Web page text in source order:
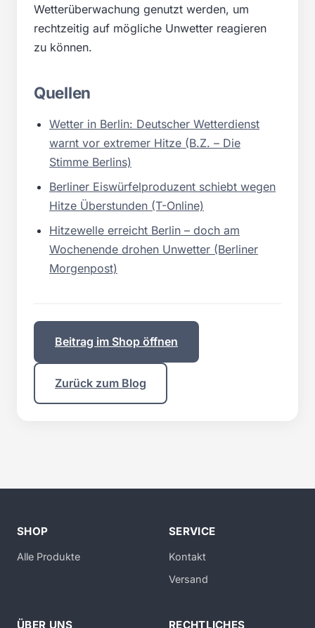
Wetterüberwachung genutzt werden, um
rechtzeitig auf mögliche Unwetter reagieren
zu können.
Quellen
Wetter in Berlin: Deutscher Wetterdienst
warnt vor extremer Hitze (B.Z. – Die
Stimme Berlins)
Berliner Eiswürfelproduzent schiebt wegen
Hitze Überstunden (T-Online)
Hitzewelle erreicht Berlin – doch am
Wochenende drohen Unwetter (Berliner
Morgenpost)
Beitrag im Shop öffnen
Zurück zum Blog
SHOP
Alle Produkte
SERVICE
Kontakt
Versand
ÜBER UNS RECHTLICHES